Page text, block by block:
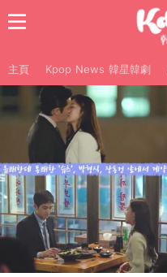
主頁 Kpop News 韓星韓劇